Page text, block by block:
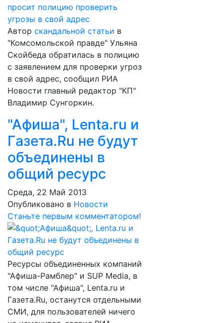
Автор скандальной статьи в
"Комсомольской правде" Ульяна
Скойбеда обратилась в полицию
с заявлением для проверки угроз
в свой адрес, сообщил РИА
Новости главный редактор "КП"
Владимир Сунгоркин.
"Афиша", Lenta.ru и
Гaзета.Ru не будут
объединены в
общий ресурс
Среда, 22 Май 2013
Опубликовано в Новости
Станьте первым комментатором!
Ресурсы объединенных компаний
"Афиша-Рамблер" и SUP Media, в
том числе "Афиша", Lenta.ru и
Гaзета.Ru, останутся отдельными
СМИ, для пользователей ничего